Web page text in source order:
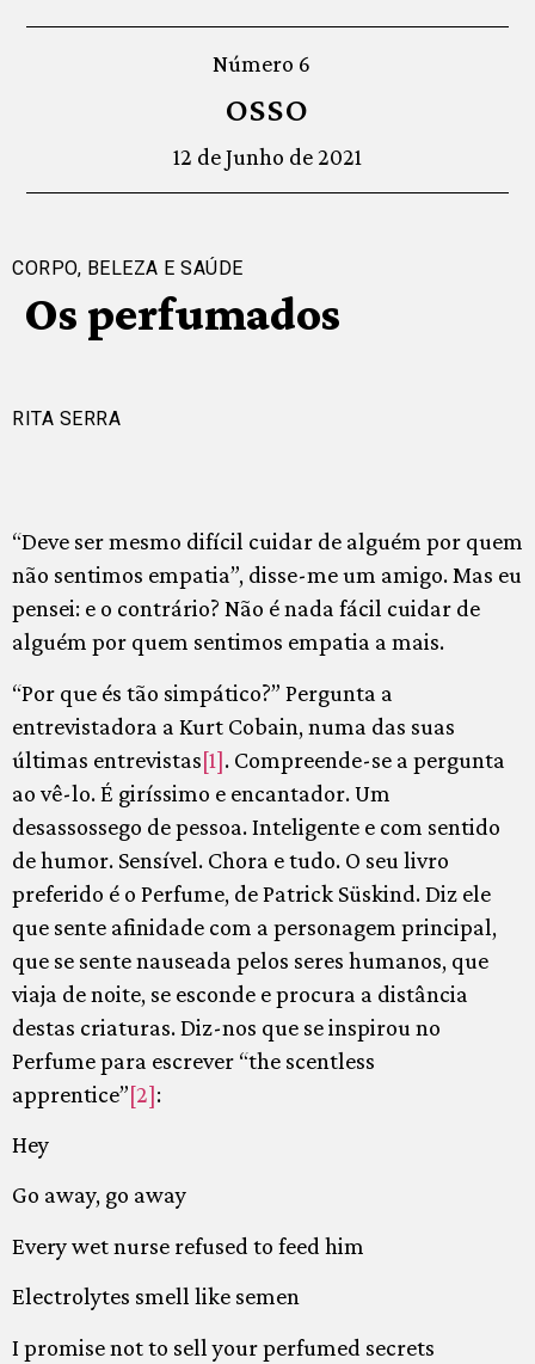
Número 6
OSSO
12 de Junho de 2021
CORPO, BELEZA E SAÚDE
Os perfumados
RITA SERRA
“Deve ser mesmo difícil cuidar de alguém por quem
não sentimos empatia”, disse-me um amigo. Mas eu
pensei: e o contrário? Não é nada fácil cuidar de
alguém por quem sentimos empatia a mais.
“Por que és tão simpático?” Pergunta a
entrevistadora a Kurt Cobain, numa das suas
últimas entrevistas[1]. Compreende-se a pergunta
ao vê-lo. É giríssimo e encantador. Um
desassossego de pessoa. Inteligente e com sentido
de humor. Sensível. Chora e tudo. O seu livro
preferido é o Perfume, de Patrick Süskind. Diz ele
que sente afinidade com a personagem principal,
que se sente nauseada pelos seres humanos, que
viaja de noite, se esconde e procura a distância
destas criaturas. Diz-nos que se inspirou no
Perfume para escrever “the scentless
apprentice”[2]:
Hey
Go away, go away
Every wet nurse refused to feed him
Electrolytes smell like semen
I promise not to sell your perfumed secrets